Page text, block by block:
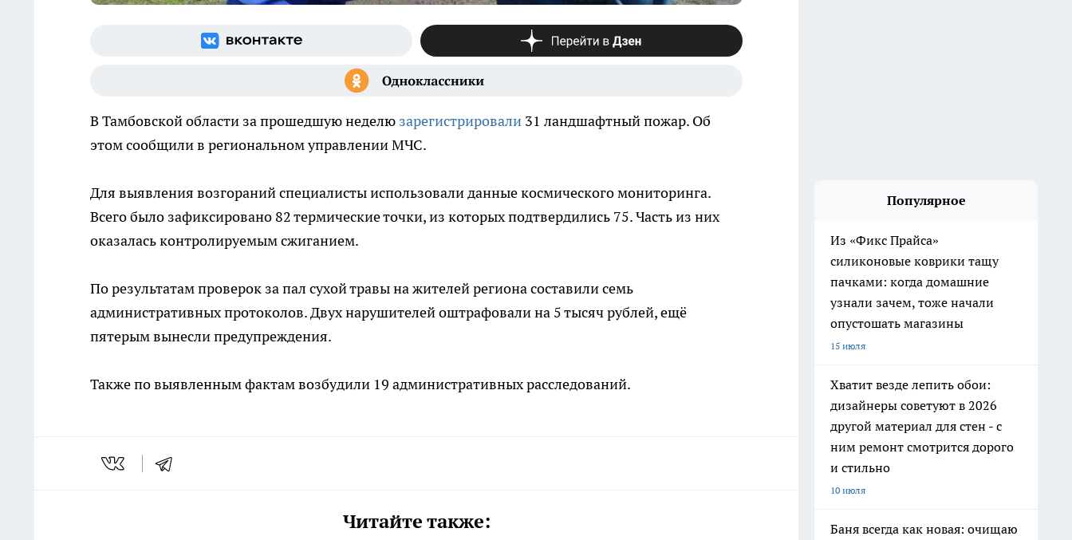
В Тамбовской области за прошедшую неделю зарегистрировали 31 ландшафтный пожар. Об
этом сообщили в региональном управлении МЧС.
Для выявления возгораний специалисты использовали данные космического мониторинга.
Всего было зафиксировано 82 термические точки, из которых подтвердились 75. Часть из них
оказалась контролируемым сжиганием.
По результатам проверок за пал сухой травы на жителей региона составили семь
административных протоколов. Двух нарушителей оштрафовали на 5 тысяч рублей, ещё
пятерым вынесли предупреждения.
Также по выявленным фактам возбудили 19 административных расследований.
Читайте также:
Популярное
Из «Фикс Прайса»
силиконовые коврики тащу
пачками: когда домашние
узнали зачем, тоже начали
опустошать магазины
15 июля
Хватит везде лепить обои:
дизайнеры советуют в 2026
другой материал для стен - с
ним ремонт смотрится дорого
и стильно
10 июля
Баня всегда как новая: очищаю